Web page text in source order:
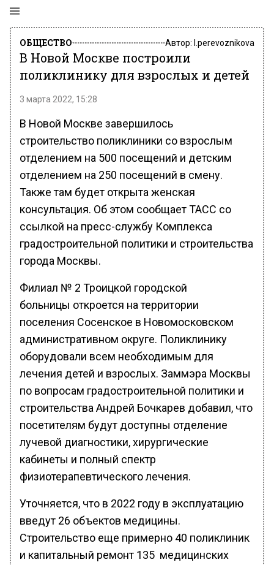
ОБЩЕСТВО Автор: l.perevoznikova
В Новой Москве построили
поликлинику для взрослых и детей
3 марта 2022, 15:28
В Новой Москве завершилось
строительство поликлиники со взрослым
отделением на 500 посещений и детским
отделением на 250 посещений в смену.
Также там будет открыта женская
консультация. Об этом сообщает ТАСС со
ссылкой на пресс-службу Комплекса
градостроительной политики и строительства
города Москвы.
Филиал № 2 Троицкой городской
больницы откроется на территории
поселения Сосенское в Новомосковском
административном округе. Поликлинику
оборудовали всем необходимым для
лечения детей и взрослых. Заммэра Москвы
по вопросам градостроительной политики и
строительства Андрей Бочкарев добавил, что
посетителям будут доступны отделение
лучевой диагностики, хирургические
кабинеты и полный спектр
физиотерапевтического лечения.
Уточняется, что в 2022 году в эксплуатацию
введут 26 объектов медицины.
Строительство еще примерно 40 поликлиник
и капитальный ремонт 135 медицинских